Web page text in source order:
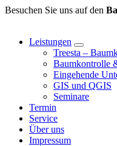
Springen
Inhalt
Besuchen Sie uns auf den
Leistungen
Treesta –
Baumkontrolle
Eingehende
GIS und QGIS
Seminare
Termin
Service
Über uns
Impressum